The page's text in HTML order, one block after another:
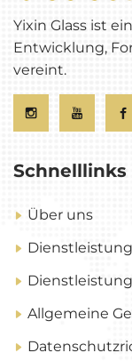
Yixin Glass ist
Entwicklung,
vereint.
Schnelllinks
Über uns
Allgemeine